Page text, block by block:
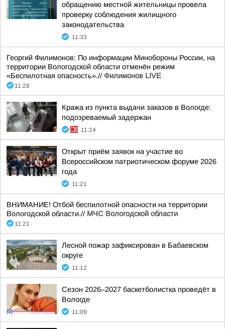
обращению местной жительницы провела
проверку соблюдения жилищного
законодательства
11:33
Георгий Филимонов: По информации Минобороны России, на
территории Вологодской области отменён режим
«Беспилотная опасность».// Филимонов LIVE
11:28
Кража из пункта выдачи заказов в Вологде:
подозреваемый задержан
11:24
Открыт приём заявок на участие во
Всероссийском патриотическом форуме 2026
года
11:21
ВНИМАНИЕ! Отбой беспилотной опасности на территории
Вологодской области.// МЧС Вологодской области
11:21
Лесной пожар зафиксирован в Бабаевском
округе
11:12
Сезон 2026–2027 баскетболистка проведёт в
Вологде
11:09